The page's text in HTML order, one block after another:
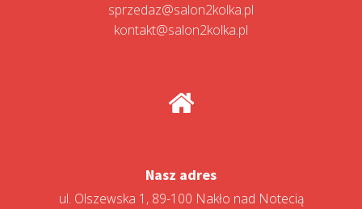
sprzedaz@salon2kolka.pl
kontakt@salon2kolka.pl
Nasz adres
ul. Olszewska 1, 89-100 Nakło nad Notecią